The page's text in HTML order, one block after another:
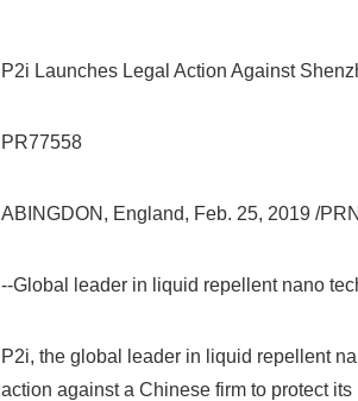
P2i Launches Legal Action Against
PR77558
ABINGDON, England, Feb. 25, 2019 /
--Global leader in liquid repellent nano
P2i, the global leader in liquid repellent
action against a Chinese firm to protect